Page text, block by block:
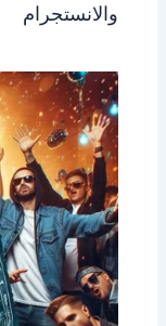
والانستجرام